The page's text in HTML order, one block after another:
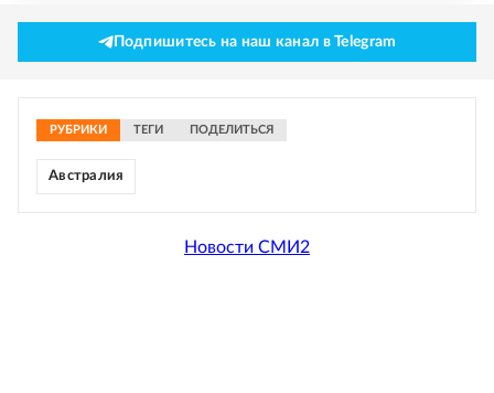
Подпишитесь на наш канал в Telegram
РУБРИКИ ТЕГИ ПОДЕЛИТЬСЯ
Австралия
Новости СМИ2